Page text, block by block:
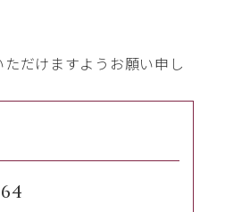
だけますようお願い申し